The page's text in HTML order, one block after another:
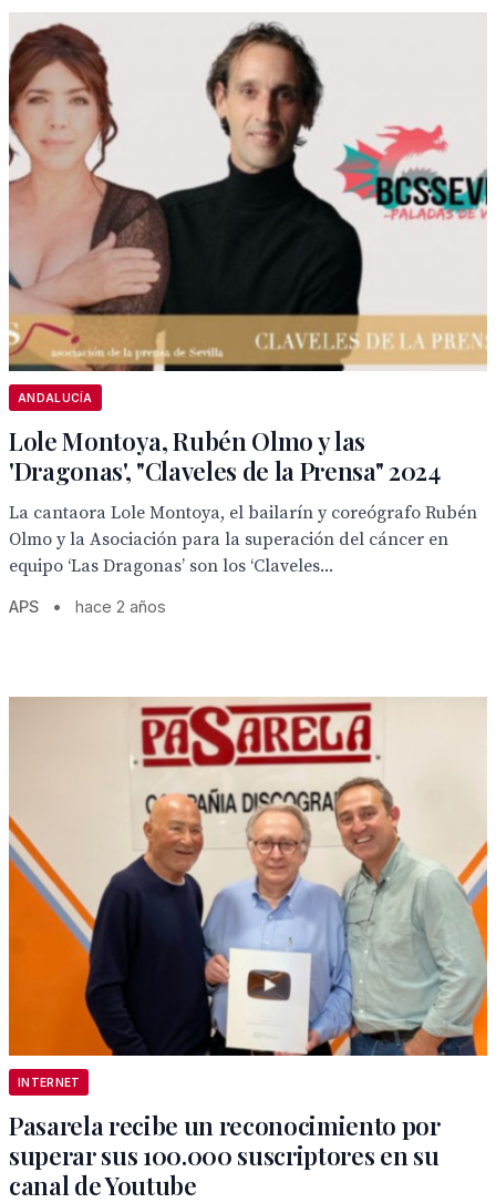
ANDALUCÍA
Lole Montoya, Rubén Olmo y las
'Dragonas', "Claveles de la Prensa" 2024
‌‌La cantaora Lole Montoya, el bailarín y coreógrafo Rubén
Olmo y la Asociación para la superación del cáncer en
equipo ‘Las Dragonas’ son los ‘Claveles...
APS • hace 2 años
INTERNET
Pasarela recibe un reconocimiento por
superar sus 100.000 suscriptores en su
canal de Youtube